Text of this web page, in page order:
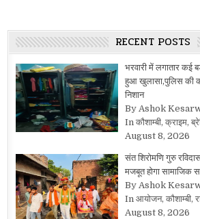
RECENT POSTS
भरवारी में लगातार कई
हुआ खुलासा,पुलिस की
निशान
By Ashok
In कौशाम्बी, क्राइम,
August 8, 2026
संत शिरोमणि गुरु
मजबूत होगा सामाजिक
By Ashok
In आयोजन, कौशाम्बी,
August 8, 2026